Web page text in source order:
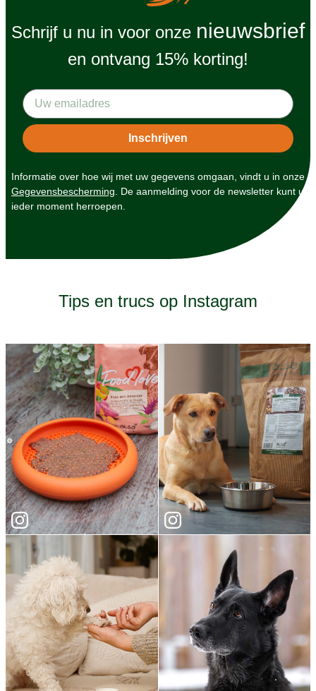
Schrijf u nu in voor onze nieuwsbrief
en ontvang 15% korting!
Informatie over hoe wij met uw gegevens omgaan, vindt u in onze
Gegevensbescherming . De aanmelding voor de newsletter kunt u
ieder moment herroepen.
Tips en trucs op Instagram